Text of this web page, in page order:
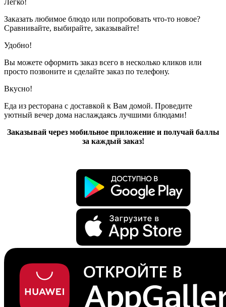
Заказать любимое блюдо или попробовать что-то новое?
Сравнивайте, выбирайте, заказывайте!
Удобно!
Вы можете оформить заказ всего в несколько кликов или
просто позвоните и сделайте заказ по телефону.
Вкусно!
Еда из ресторана с доставкой к Вам домой. Проведите
уютный вечер дома наслаждаясь лучшими блюдами!
Заказывай через мобильное приложение и получай баллы
за каждый заказ!